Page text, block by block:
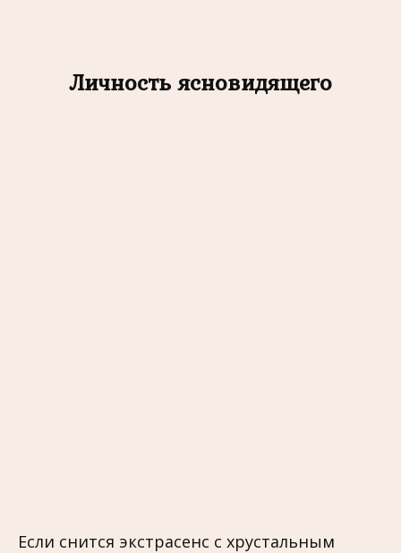
Личность ясновидящего
Если снится экстрасенс с хрустальным